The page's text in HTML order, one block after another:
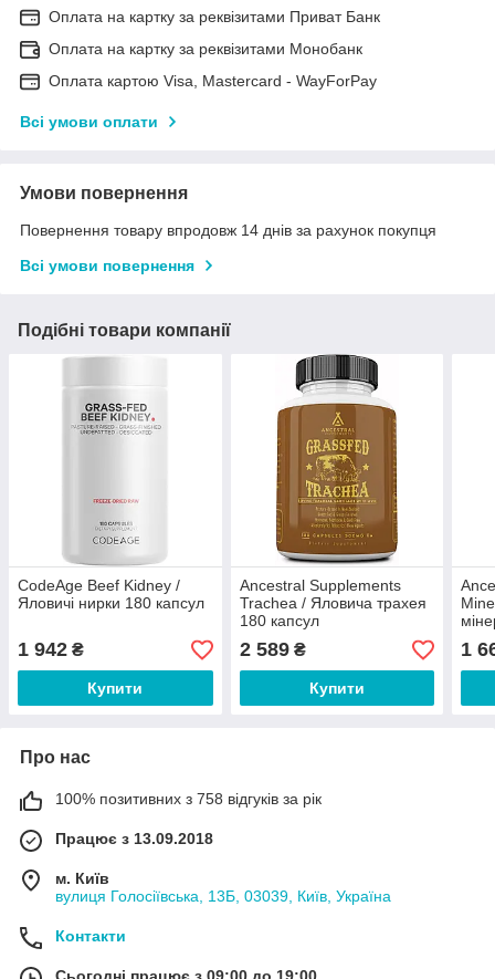
Оплата на картку за реквізитами Приват Банк
Оплата на картку за реквізитами Монобанк
Оплата картою Visa, Mastercard - WayForPay
Всі умови оплати
Умови повернення
Повернення товару впродовж 14 днів за рахунок покупця
Всі умови повернення
Подібні товари компанії
CodeAge Beef Kidney /
Яловичі нирки 180 капсул
1 942 ₴
Купити
Ancestral Supplements
Trachea / Яловича трахея
180 капсул
2 589₴
Купити
1
Про нас
100% позитивних з 758 відгуків за рік
Працює з 13.09.2018
м. Київ
вулиця Голосіївська, 13Б, 03039, Київ, Україна
Контакти